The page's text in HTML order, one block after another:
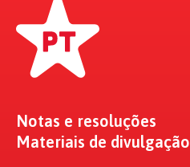
Notas e resoluções
Materiais de divulgação